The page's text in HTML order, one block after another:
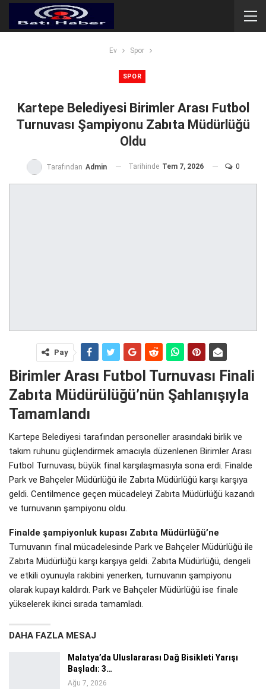
Ev Spor
SPOR
Kartepe Belediyesi Birimler Arası Futbol
Turnuvası Şampiyonu Zabıta Müdürlüğü
Oldu
Tarafından Admin Tarihinde Tem 7, 2026 0
Pay
Birimler Arası Futbol Turnuvası Finali
Zabıta Müdürülüğü’nün Şahlanışıyla
Tamamlandı
Kartepe Belediyesi tarafından personeller arasındaki birlik ve
takım ruhunu güçlendirmek amacıyla düzenlenen Birimler Arası
Futbol Turnuvası, büyük final karşılaşmasıyla sona erdi. Finalde
Park ve Bahçeler Müdürlüğü ile Zabıta Müdürlüğü karşı karşıya
geldi. Centilmence geçen mücadeleyi Zabıta Müdürlüğü kazandı
ve turnuvanın şampiyonu oldu.
Finalde şampiyonluk kupası Zabıta Müdürlüğü’ne
Turnuvanın final mücadelesinde Park ve Bahçeler Müdürlüğü ile
Zabıta Müdürlüğü karşı karşıya geldi. Zabıta Müdürlüğü, dengeli
ve etkili oyunuyla rakibini yenerken, turnuvanın şampiyonu
olarak kupayı kaldırdı. Park ve Bahçeler Müdürlüğü ise finale
yükselerek ikinci sırada tamamladı.
DAHA FAZLA MESAJ
Malatya’da Uluslararası Dağ Bisikleti Yarışı
Başladı: 3…
Ağu 7, 2026